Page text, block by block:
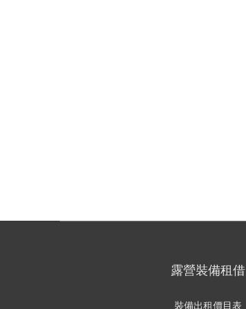
露營裝備租借
裝備出租價目表